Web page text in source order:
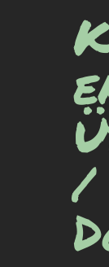
/